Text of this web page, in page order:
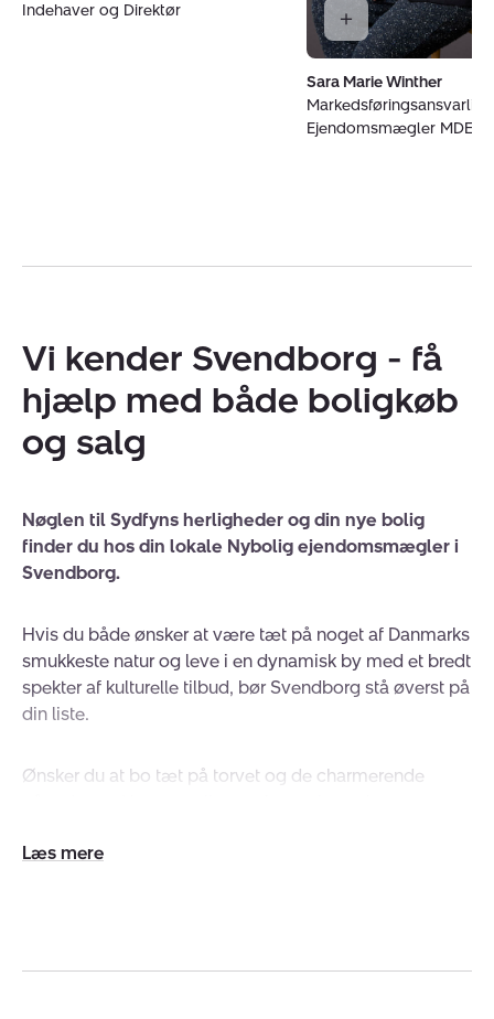
Indehaver og Direktør
Sara Marie Winther
Markedsføringsansvarlig
Ejendomsmægler MDE
Vi kender Svendborg - få
hjælp med både boligkøb
og salg
Nøglen til Sydfyns herligheder og din nye bolig
finder du hos din lokale Nybolig ejendomsmægler i
Svendborg.
Hvis du både ønsker at være tæt på noget af Danmarks
smukkeste natur og leve i en dynamisk by med et bredt
spekter af kulturelle tilbud, bør Svendborg stå øverst på
din liste.
Ønsker du at bo tæt på torvet og de charmerende
enhver smag og pengepung. Men trods alle fordelene
Vi kender Svendborg og Sydfyn på alle leder og kanter.